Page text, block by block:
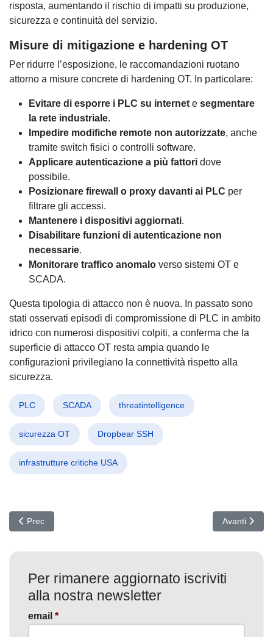
risposta, aumentando il rischio di impatti su produzione,
sicurezza e continuità del servizio.
Misure di mitigazione e hardening OT
Per ridurre l’esposizione, le raccomandazioni ruotano
attorno a misure concrete di hardening OT. In particolare:
Evitare di esporre i PLC su internet e segmentare
la rete industriale.
Impedire modifiche remote non autorizzate, anche
tramite switch fisici o controlli software.
Applicare autenticazione a più fattori dove
possibile.
Posizionare firewall o proxy davanti ai PLC per
filtrare gli accessi.
Mantenere i dispositivi aggiornati.
Disabilitare funzioni di autenticazione non
necessarie.
Monitorare traffico anomalo verso sistemi OT e
SCADA.
Questa tipologia di attacco non è nuova. In passato sono
stati osservati episodi di compromissione di PLC in ambito
idrico con numerosi dispositivi colpiti, a conferma che la
superficie di attacco OT resta ampia quando le
configurazioni privilegiano la connettività rispetto alla
sicurezza.
PLC SCADA threatintelligence
sicurezza OT Dropbear SSH
infrastrutture critiche USA
Articolo precedente: Botnet Ibrida Phorpiex: ransomware e
Prec Articolo
Avanti
Per rimanere aggiornato iscriviti
alla nostra newsletter
email *